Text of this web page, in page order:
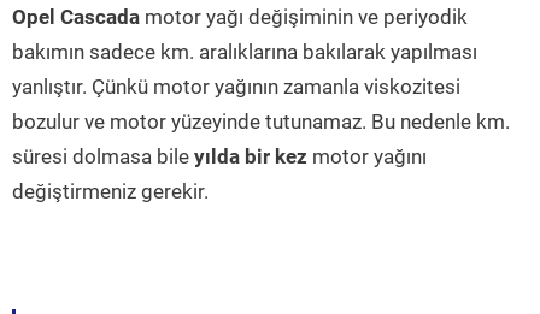
Opel Cascada motor yağı değişiminin ve periyodik
bakımın sadece km. aralıklarına bakılarak yapılması
yanlıştır. Çünkü motor yağının zamanla viskozitesi
bozulur ve motor yüzeyinde tutunamaz. Bu nedenle km.
süresi dolmasa bile yılda bir kez motor yağını
değiştirmeniz gerekir.